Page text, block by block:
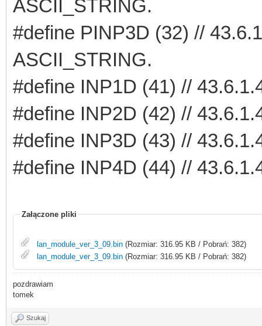
ASCII_STRING.
#define PINP3D (32) //
ASCII_STRING.
#define INP1D (41) //
#define INP2D (42) //
#define INP3D (43) //
#define INP4D (44) //
Załączone pliki
lan_module_ver_3_09.bin (Rozmiar: 316.95 KB / Pobrań: 382)
lan_module_ver_3_09.bin (Rozmiar: 316.95 KB / Pobrań: 382)
pozdrawiam
tomek
Szukaj